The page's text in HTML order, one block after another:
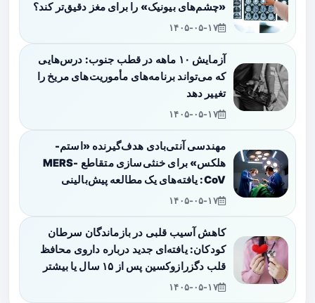
«چشم‌های بیونیک» را برای مغز دقیق‌تر کند؟
۱۴۰۵-۰۵-۱۷
آزمایش ۱۰ ماهه در قطب جنوب: درس‌هایی
که می‌تواند برنامه‌های مأموریت‌های مریخ را
تغییر دهد
۱۴۰۵-۰۵-۱۷
مهندسی آنتی‌بادی هدف‌گیرنده «استم-
هلکس» برای خنثی‌سازی متقاطع MERS-
CoV: یافته‌های یک مطالعه پیش‌بالینی
۱۴۰۵-۰۵-۱۷
کاهش آسیب قلبی در بازماندگان سرطان
کودکان: یافته‌ای جدید درباره داروی محافظ
قلب دگزرازوکسین پس از ۱۵ سال یا بیشتر
۱۴۰۵-۰۵-۱۷